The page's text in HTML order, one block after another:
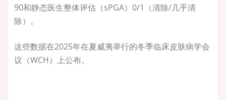
90和静态医生整体评估（sPGA）0/1（清除/几乎清
除）。
这些数据在2025年在夏威夷举行的冬季临床皮肤病学会
议（WCH）上公布。